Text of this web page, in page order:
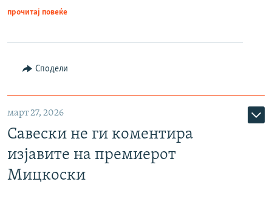
прочитај повеќе
Сподели
март 27, 2026
Савески не ги коментира
изјавите на премиерот
Мицкоски